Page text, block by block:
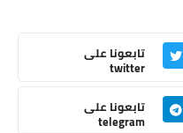
تابعونا على
twitter
تابعونا على
telegram